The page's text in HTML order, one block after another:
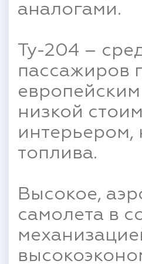
аналогами.
Ту-204 –
пассажиров
низкой
топлива.
Высокое,
самолета в